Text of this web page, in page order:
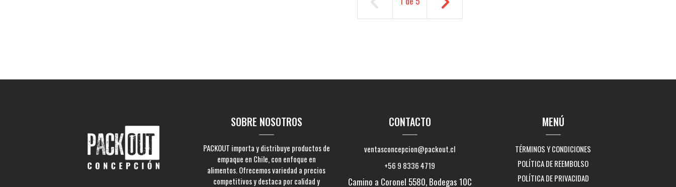
SOBRE NOSOTROS
PACKOUT importa y distribuye productos de
empaque en Chile, con enfoque en
alimentos. Ofrecemos variedad a precios
competitivos y destaca por calidad y
CONTACTO
ventasconcepcion@packout.cl
+56 9 8336 4719
Camino a Coronel 5580, Bodegas 10C
MENÚ
TÉRMINOS Y CONDICIONES
POLÍTICA DE REEMBOLSO
POLÍTICA DE PRIVACIDAD